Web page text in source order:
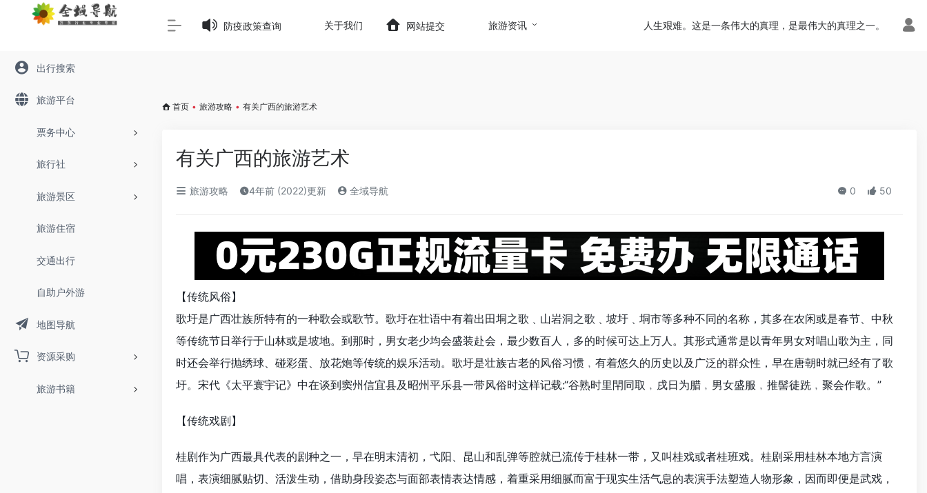
Warning: Array to string conversion in/www/wwwroot/645t.com/wp-content/themes/onenav/inc/wp-optimization.php on line 113
出行搜索
旅游平台
票务中心
旅行社
旅游景区
旅游住宿
交通出行
自助户外游
地图导航
资源采购
旅游书籍
防疫政策查询 关于我们 网站提交 旅游资讯 人生艰难。这是一条伟大的真理，是最伟大的真理之一。
首页 • 旅游攻略 • 有关广西的旅游艺术
有关广西的旅游艺术
旅游攻略 4年前 (2022)更新 全域导航 0 50
【传统风俗】
歌圩是广西壮族所特有的一种歌会或歌节。歌圩在壮语中有着出田垌之歌﹑山岩洞之歌﹑坡圩﹑垌市等多种不同的名称，其多在农闲或是春节、中秋
等传统节日举行于山林或是坡地。到那时，男女老少均会盛装赴会，最少数百人，多的时候可达上万人。其形式通常是以青年男女对唱山歌为主，同
时还会举行抛绣球、碰彩蛋、放花炮等传统的娱乐活动。歌圩是壮族古老的风俗习惯﹐有着悠久的历史以及广泛的群众性，早在唐朝时就已经有了歌
圩。宋代《太平寰宇记》中在谈到窦州信宜县及昭州平乐县一带风俗时这样记载:“谷熟时里閈同取﹐戌日为腊﹐男女盛服﹐推髻徒跣﹐聚会作歌。”
【传统戏剧】
桂剧作为广西最具代表的剧种之一，早在明末清初，弋阳、昆山和乱弹等腔就已流传于桂林一带，又叫桂戏或者桂班戏。桂剧采用桂林本地方言演
唱，表演细腻贴切、活泼生动，借助身段姿态与面部表情表达情感，着重采用细腻而富于现实生活气息的表演手法塑造人物形象，因而即便是武戏，